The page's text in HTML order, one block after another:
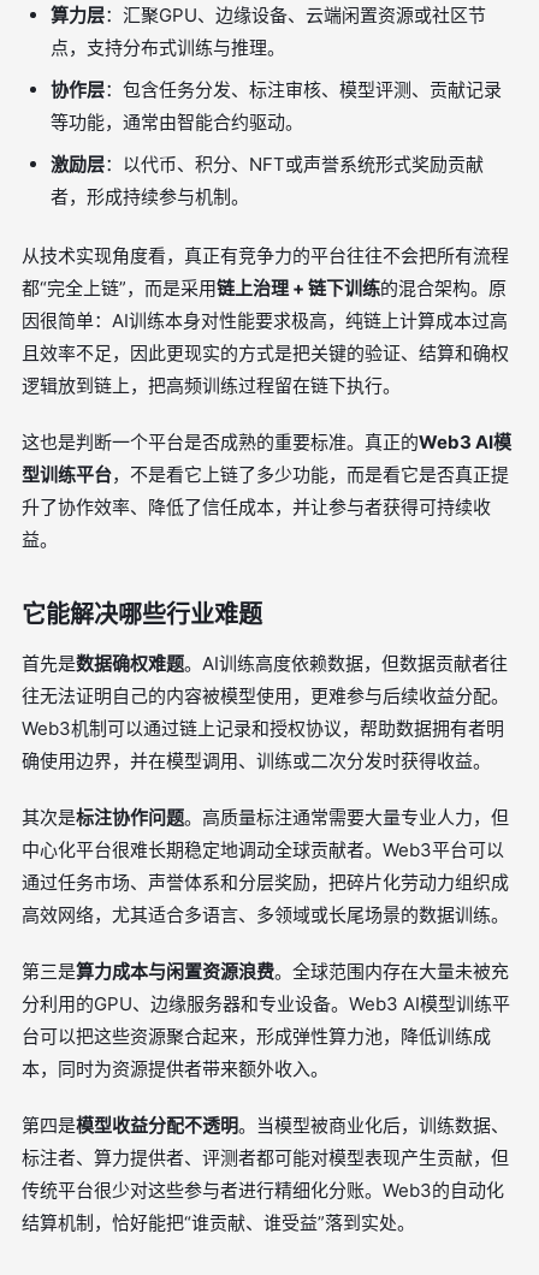
算力层：汇聚GPU、边缘设备、云端闲置资源或社区节
点，支持分布式训练与推理。
协作层：包含任务分发、标注审核、模型评测、贡献记录
等功能，通常由智能合约驱动。
激励层：以代币、积分、NFT或声誉系统形式奖励贡献
者，形成持续参与机制。
从技术实现角度看，真正有竞争力的平台往往不会把所有流程
都“完全上链”，而是采用链上治理 + 链下训练的混合架构。原
因很简单：AI训练本身对性能要求极高，纯链上计算成本过高
且效率不足，因此更现实的方式是把关键的验证、结算和确权
逻辑放到链上，把高频训练过程留在链下执行。
这也是判断一个平台是否成熟的重要标准。真正的Web3 AI模
型训练平台，不是看它上链了多少功能，而是看它是否真正提
升了协作效率、降低了信任成本，并让参与者获得可持续收
益。
它能解决哪些行业难题
首先是数据确权难题。AI训练高度依赖数据，但数据贡献者往
往无法证明自己的内容被模型使用，更难参与后续收益分配。
Web3机制可以通过链上记录和授权协议，帮助数据拥有者明
确使用边界，并在模型调用、训练或二次分发时获得收益。
其次是标注协作问题。高质量标注通常需要大量专业人力，但
中心化平台很难长期稳定地调动全球贡献者。Web3平台可以
通过任务市场、声誉体系和分层奖励，把碎片化劳动力组织成
高效网络，尤其适合多语言、多领域或长尾场景的数据训练。
第三是算力成本与闲置资源浪费。全球范围内存在大量未被充
分利用的GPU、边缘服务器和专业设备。Web3 AI模型训练平
台可以把这些资源聚合起来，形成弹性算力池，降低训练成
本，同时为资源提供者带来额外收入。
第四是模型收益分配不透明。当模型被商业化后，训练数据、
标注者、算力提供者、评测者都可能对模型表现产生贡献，但
传统平台很少对这些参与者进行精细化分账。Web3的自动化
结算机制，恰好能把“谁贡献、谁受益”落到实处。